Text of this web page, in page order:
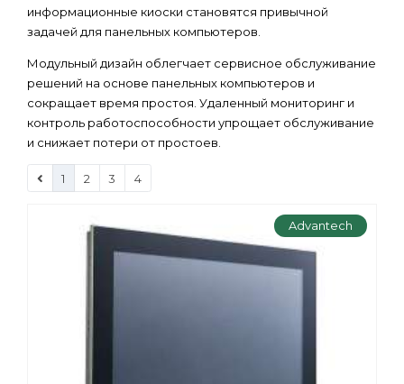
информационные киоски становятся привычной
задачей для панельных компьютеров.
Модульный дизайн облегчает сервисное обслуживание
решений на основе панельных компьютеров и
сокращает время простоя. Удаленный мониторинг и
контроль работоспособности упрощает обслуживание
и снижает потери от простоев.
1 2 3 4
Advantech